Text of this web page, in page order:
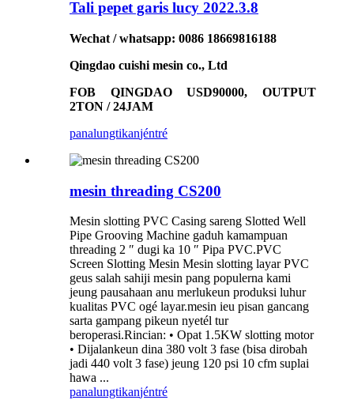
Tali pepet garis lucy 2022.3.8
Wechat / whatsapp: 0086 18669816188
Qingdao cuishi mesin co., Ltd
FOB QINGDAO USD90000, OUTPUT
2TON / 24JAM
panalungtikanjéntré
mesin threading CS200
Mesin slotting PVC Casing sareng Slotted Well
Pipe Grooving Machine gaduh kamampuan
threading 2 ″ dugi ka 10 ″ Pipa PVC.PVC
Screen Slotting Mesin Mesin slotting layar PVC
geus salah sahiji mesin pang populerna kami
jeung pausahaan anu merlukeun produksi luhur
kualitas PVC ogé layar.mesin ieu pisan gancang
sarta gampang pikeun nyetél tur
beroperasi.Rincian: • Opat 1.5KW slotting motor
• Dijalankeun dina 380 volt 3 fase (bisa dirobah
jadi 440 volt 3 fase) jeung 120 psi 10 cfm suplai
hawa ...
panalungtikanjéntré